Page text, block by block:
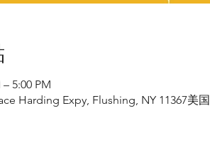
5:00 PM
Harding Expy, Flushing, NY 11367美国